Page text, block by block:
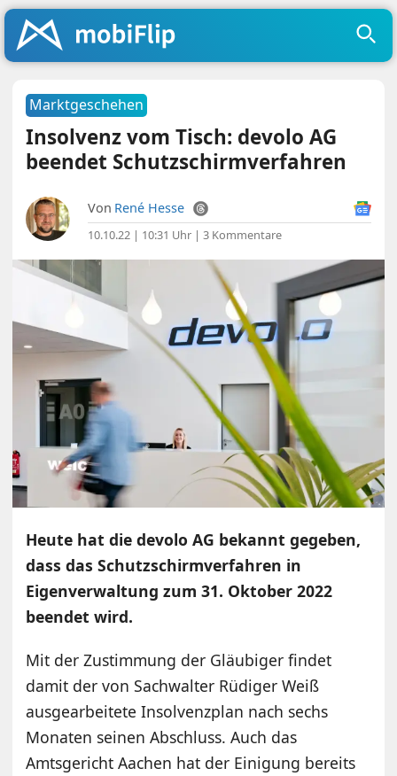
Marktgeschehen
Insolvenz vom Tisch: devolo AG
beendet Schutzschirmverfahren
Von René Hesse
10.10.22 | 10:31 Uhr |3 Kommentare
Heute hat die devolo AG bekannt gegeben,
dass das Schutzschirmverfahren in
Eigenverwaltung zum 31. Oktober 2022
beendet wird.
Mit der Zustimmung der Gläubiger findet
damit der von Sachwalter Rüdiger Weiß
ausgearbeitete Insolvenzplan nach sechs
Monaten seinen Abschluss. Auch das
Amtsgericht Aachen hat der Einigung bereits